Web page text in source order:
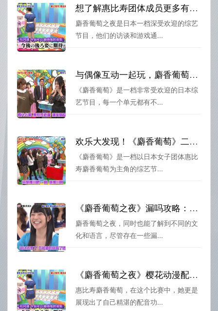
想了解惠比寿团体成员更多有趣有料的一面吗？就看《麝香葡萄之夜》二
麝香葡萄之夜是日本一档深受欢迎的综艺
节目，他们的访谈和游戏通...
与偶像互动一起玩，麝香葡萄二代全集现场燃爆
《麝香葡萄》是一档非常受欢迎的日本综
艺节目，每一个单元都有不...
欢乐大发现！《麝香葡萄》二代综艺解锁最新奇闻异事
《麝香葡萄》是一档以日本女子团体惠比
寿麝香葡萄为主角的综艺节...
《麝香葡萄之夜》漏吗攻略：动辄翻车却又令人欲罢不能的原因
麝香葡萄之夜，同时也能了解到不同的文
化和语言，尽管存在一些漏...
《麝香葡萄之夜》樱花动漫配音比赛，谁才是惠比寿麝香葡萄最佳之声？
惠比寿麝香葡萄，在这个比赛中，她更是
展现出了自己精湛的配音功...